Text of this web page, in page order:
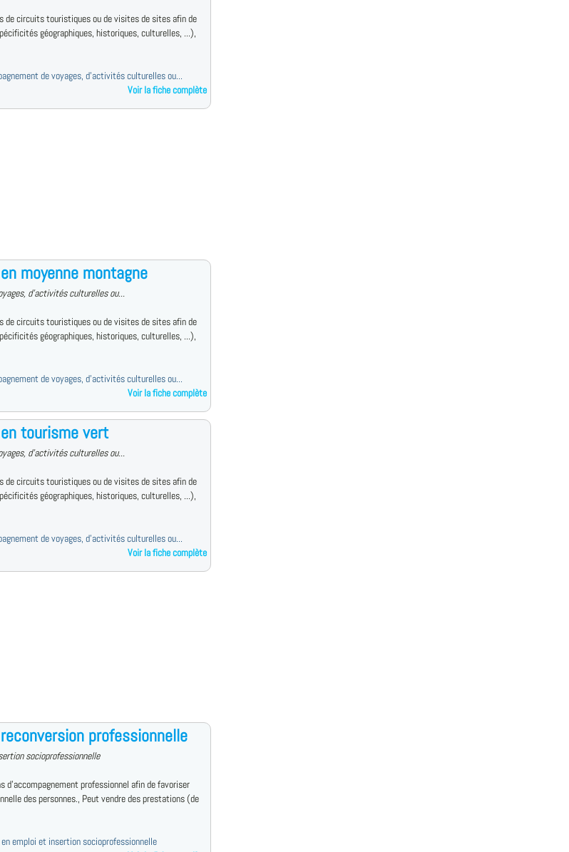
de circuits touristiques ou de visites de sites afin de
géographiques, historiques, culturelles, ...),
de voyages, d'activités culturelles ou...
Voir la fiche complète
moyenne montagne
d'activités culturelles ou...
de circuits touristiques ou de visites de sites afin de
géographiques, historiques, culturelles, ...),
de voyages, d'activités culturelles ou...
Voir la fiche complète
tourisme vert
d'activités culturelles ou...
de circuits touristiques ou de visites de sites afin de
géographiques, historiques, culturelles, ...),
de voyages, d'activités culturelles ou...
Voir la fiche complète
professionnelle
socioprofessionnelle
d'accompagnement professionnel afin de favoriser
des personnes., Peut vendre des prestations (de
emploi et insertion socioprofessionnelle